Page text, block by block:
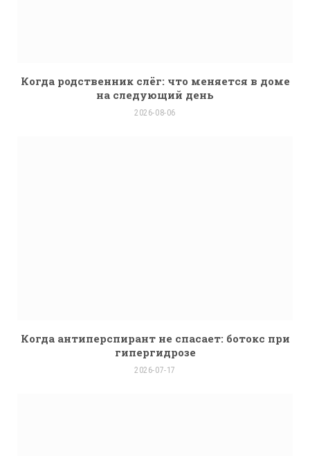
Когда родственник слёг: что меняется в доме
на следующий день
2026-08-06
Когда антиперспирант не спасает: ботокс при
гипергидрозе
2026-07-17